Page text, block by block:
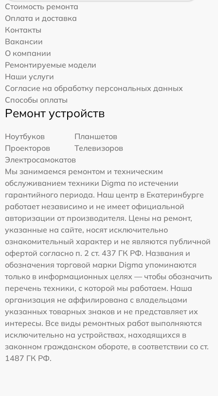
Стоимость ремонта
Оплата и доставка
Контакты
Вакансии
О компании
Ремонтируемые модели
Наши услуги
Согласие на обработку персональных данных
Способы оплаты
Ремонт устройств
Ноутбуков
Планшетов
Проекторов
Телевизоров
Электросамокатов
Мы занимаемся ремонтом и техническим
обслуживанием техники Digma по истечении
гарантийного периода. Наш центр в Екатеринбурге
работает независимо и не имеет официальной
авторизации от производителя. Цены на ремонт,
указанные на сайте, носят исключительно
ознакомительный характер и не являются публичной
офертой согласно п. 2 ст. 437 ГК РФ. Названия и
обозначения торговой марки Digma упоминаются
только в информационных целях — чтобы обозначить
перечень техники, с которой мы работаем. Наша
организация не аффилирована с владельцами
указанных товарных знаков и не представляет их
интересы. Все виды ремонтных работ выполняются
исключительно на устройствах, находящихся в
законном гражданском обороте, в соответствии со ст.
1487 ГК РФ.